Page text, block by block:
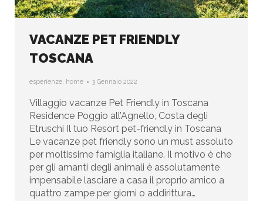
VACANZE PET FRIENDLY
TOSCANA
esperienze, home 3 Gennaio 2022
Villaggio vacanze Pet Friendly in Toscana
Residence Poggio all’Agnello, Costa degli
Etruschi Il tuo Resort pet-friendly in Toscana
Le vacanze pet friendly sono un must assoluto
per moltissime famiglia italiane. Il motivo è che
per gli amanti degli animali è assolutamente
impensabile lasciare a casa il proprio amico a
quattro zampe per giorni o addirittura…